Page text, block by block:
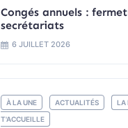
Congés annuels :
secrétariats
6 JUILLET 2026
À LA UNE ACTUALITÉS
LA
T'ACCUEILLE